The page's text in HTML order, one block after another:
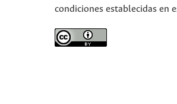
condiciones establecidas en